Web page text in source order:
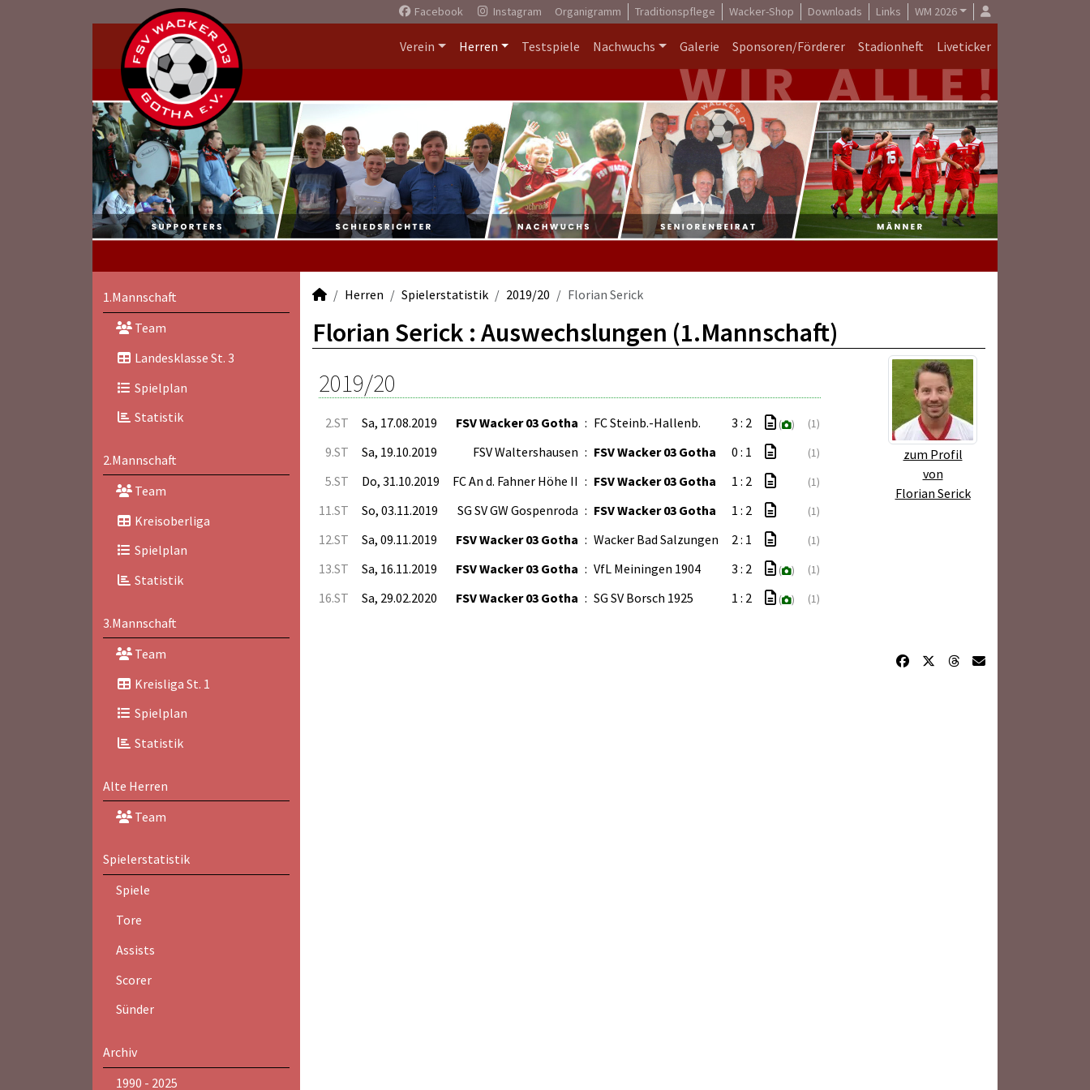
Facebook Instagram Organigramm Traditionspflege Wacker-Shop Downloads Links WM 2026
Verein Herren Testspiele Nachwuchs Galerie Sponsoren/Förderer Stadionheft Liveticker
1.Mannschaft
Team
Landesklasse St. 3
Spielplan
Statistik
2.Mannschaft
Team
Kreisoberliga
Spielplan
Statistik
3.Mannschaft
Team
Kreisliga St. 1
Spielplan
Statistik
Alte Herren
Team
Spielerstatistik
Spiele
Tore
Assists
Scorer
Sünder
Archiv
1990 - 2025
Herren Spielerstatistik 2019/20 Florian Serick
Florian Serick : Auswechslungen (1.Mannschaft)
zum Profil
von
Florian Serick
2019/20
2.ST Sa, 17.08.2019 FSV Wacker 03 Gotha : FC Steinb.-Hallenb. 3 : 2 ( ) (1)
9.ST Sa, 19.10.2019 FSV Waltershausen : FSV Wacker 03 Gotha 0 : 1 (1)
5.ST Do, 31.10.2019 FC An d. Fahner Höhe II : FSV Wacker 03 Gotha 1 : 2 (1)
11.ST So, 03.11.2019 SG SV GW Gospenroda : FSV Wacker 03 Gotha 1 : 2 (1)
12.ST Sa, 09.11.2019 FSV Wacker 03 Gotha : Wacker Bad Salzungen 2 : 1 (1)
13.ST Sa, 16.11.2019 FSV Wacker 03 Gotha : VfL Meiningen 1904 3 : 2 ( ) (1)
16.ST Sa, 29.02.2020 FSV Wacker 03 Gotha : SG SV Borsch 1925 1 : 2 ( ) (1)